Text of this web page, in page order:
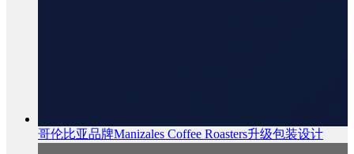
哥伦比亚品牌Manizales Coffee Roasters升级包装设计